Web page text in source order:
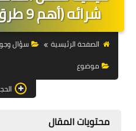
شرائه (أهم 9 طرق لفحص الهاتف)
الصفحة الرئيسية سؤال
موضوع
محتويات المقال